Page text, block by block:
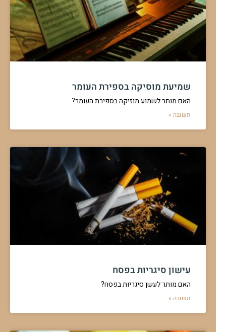
שמיעת מוסיקה בספירת העומר
האם מותר לשמוע מוזיקה בספירת העומר?
תשובה »
עישון סיגריות בפסח
האם מותר לעשן סיגריות בפסח?
תשובה »